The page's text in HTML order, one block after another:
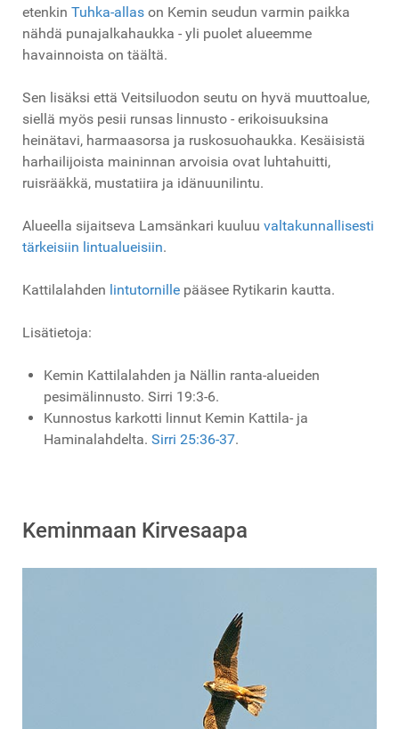
etenkin Tuhka-allas on Kemin seudun varmin paikka
nähdä punajalkahaukka - yli puolet alueemme
havainnoista on täältä.
Sen lisäksi että Veitsiluodon seutu on hyvä muuttoalue,
siellä myös pesii runsas linnusto - erikoisuuksina
heinätavi, harmaasorsa ja ruskosuohaukka. Kesäisistä
harhailijoista maininnan arvoisia ovat luhtahuitti,
ruisrääkkä, mustatiira ja idänuunilintu.
Alueella sijaitseva Lamsänkari kuuluu valtakunnallisesti
tärkeisiin lintualueisiin.
Kattilalahden lintutornille pääsee Rytikarin kautta.
Lisätietoja:
Kemin Kattilalahden ja Nällin ranta-alueiden
pesimälinnusto. Sirri 19:3-6.
Kunnostus karkotti linnut Kemin Kattila- ja
Haminalahdelta. Sirri 25:36-37.
Keminmaan Kirvesaapa